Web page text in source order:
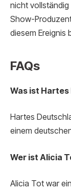
nicht vollständig
Show-
diesem Ereignis
FAQs
Was ist
Hartes
einem
Wer ist Alicia
Alicia Tot war